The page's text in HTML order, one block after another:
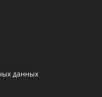
данных